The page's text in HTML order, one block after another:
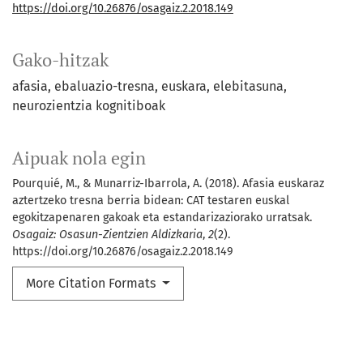
Gako-hitzak
afasia ebaluazio-tresna euskara elebitasuna
neurozientzia kognitiboak
Aipuak nola egin
Pourquié, M., & Munarriz-Ibarrola, A. (2018). Afasia euskaraz
aztertzeko tresna berria bidean: CAT testaren euskal
egokitzapenaren gakoak eta estandarizaziorako urratsak.
Osagaiz: Osasun-Zientzien Aldizkaria, 2(2).
https://doi.org/10.26876/osagaiz.2.2018.149
More Citation Formats
https://doi.org/10.26876/osagaiz.2.2018.149